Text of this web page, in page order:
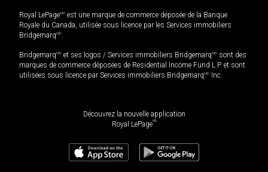
Royal LePageMD est une marque de commerce déposée de la Banque
Royale du Canada, utilisée sous licence par les Services immobiliers
BridgemarqMD
BridgemarqMD et ses logos / Services immobiliers BridgemarqMD sont des
marques de commerce déposées de Residential Income Fund L.P. et sont
utilisées sous licence par Services immobiliers BridgemarqMD Inc.
Découvrez la nouvelle application
Royal LePageMD